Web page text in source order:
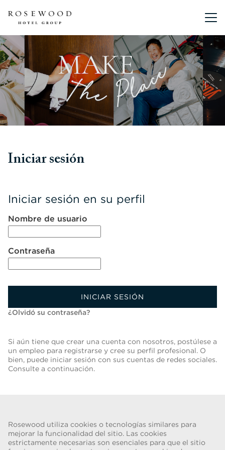
Rosewood utiliza cookies o tecnologías similares para
mejorar la funcionalidad del sitio. Las cookies
estrictamente necesarias son esenciales para que el sitio
Menú
Iniciar sesión
Iniciar sesión en su perfil
Nombre de usuario
Contraseña
INICIAR SESIÓN
¿Olvidó su contraseña?
Si aún tiene que crear una cuenta con nosotros, postúlese a
un empleo para registrarse y cree su perfil profesional. O
bien, puede iniciar sesión con sus cuentas de redes sociales.
Consulte a continuación.